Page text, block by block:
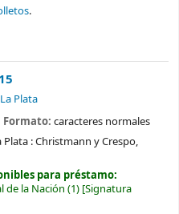
.
Plata
Formato:caracteres normales
Plata :Christmann y Crespo,
para préstamo:
de la Nación (1) Signatura